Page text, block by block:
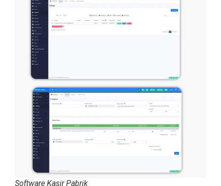
Software Kasir Pabrik